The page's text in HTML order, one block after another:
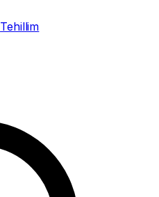
Tehillim